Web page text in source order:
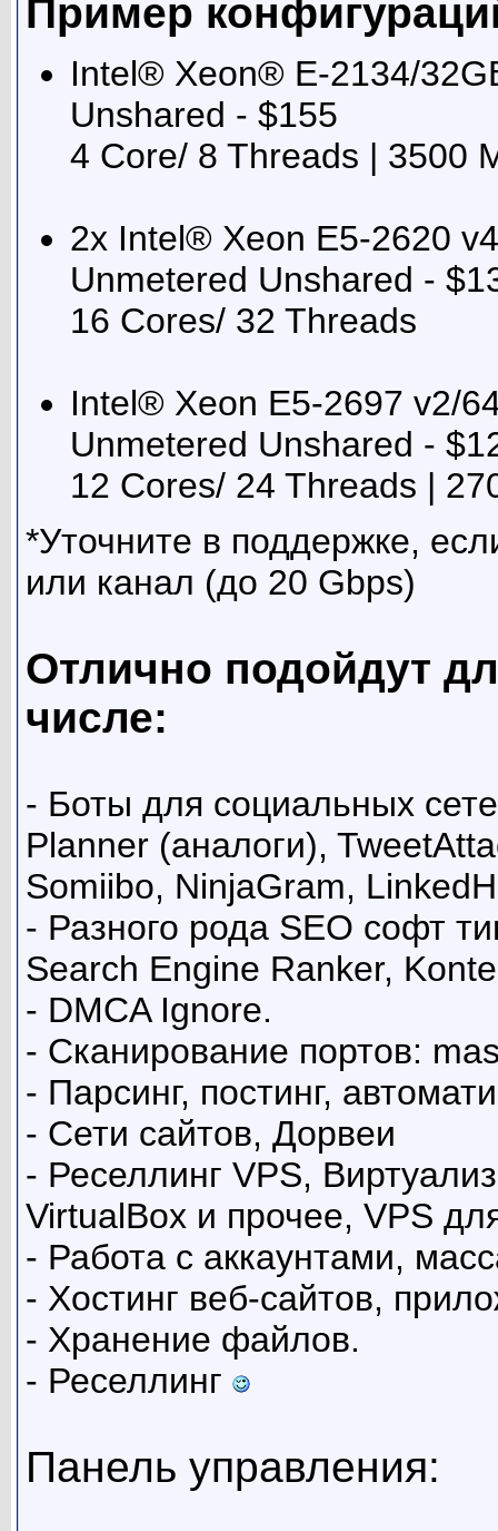
Пример
Intel® Xeon® E-2134/
Unshared - $155
4 Core/ 8 Threads | 3500
2x Intel® Xeon E5-2620
Unmetered Unshared -
16 Cores/ 32 Threads
Intel® Xeon E5-2697 v2/
Unmetered Unshared -
12 Cores/ 24 Threads |
*Уточните в поддержке,
или канал (до 20 Gbps)
Отлично подойдут
числе:
- Боты для социальных
Planner (аналоги),
Somiibo, NinjaGram,
- Разного рода SEO софт
Search Engine Ranker,
- DMCA Ignore.
- Сканирование портов:
- Парсинг, постинг,
- Сети сайтов, Дорвеи
- Реселлинг VPS,
VirtualBox и прочее, VPS
- Работа с аккаунтами,
- Хостинг веб-сайтов,
- Хранение файлов.
- Реселлинг
Панель управления: